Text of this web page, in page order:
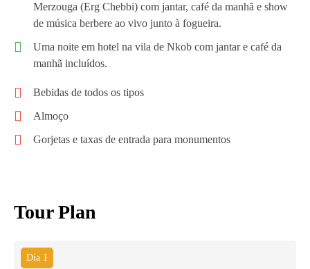
Merzouga (Erg Chebbi) com jantar, café da manhã e show
de música berbere ao vivo junto à fogueira.
Uma noite em hotel na vila de Nkob com jantar e café da
manhã incluídos.
Bebidas de todos os tipos
Almoço
Gorjetas e taxas de entrada para monumentos
Tour Plan
Dia 1